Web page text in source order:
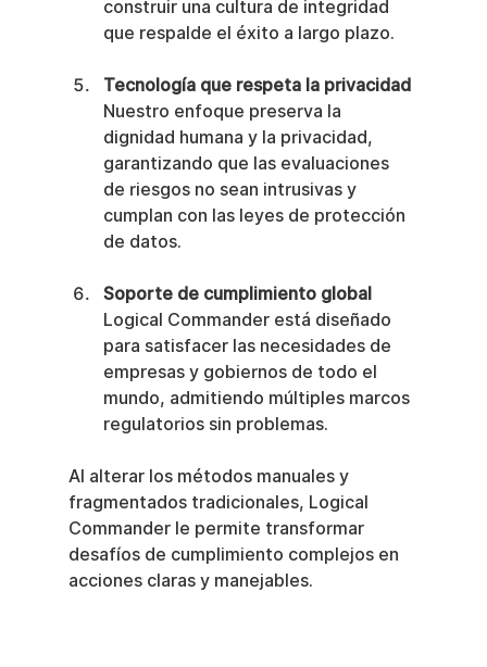
construir una cultura de integridad
que respalde el éxito a largo plazo.
Tecnología que respeta la privacidad
Nuestro enfoque preserva la
dignidad humana y la privacidad,
garantizando que las evaluaciones
de riesgos no sean intrusivas y
cumplan con las leyes de protección
de datos.
Soporte de cumplimiento global
Logical Commander está diseñado
para satisfacer las necesidades de
empresas y gobiernos de todo el
mundo, admitiendo múltiples marcos
regulatorios sin problemas.
Al alterar los métodos manuales y
fragmentados tradicionales, Logical
Commander le permite transformar
desafíos de cumplimiento complejos en
acciones claras y manejables.